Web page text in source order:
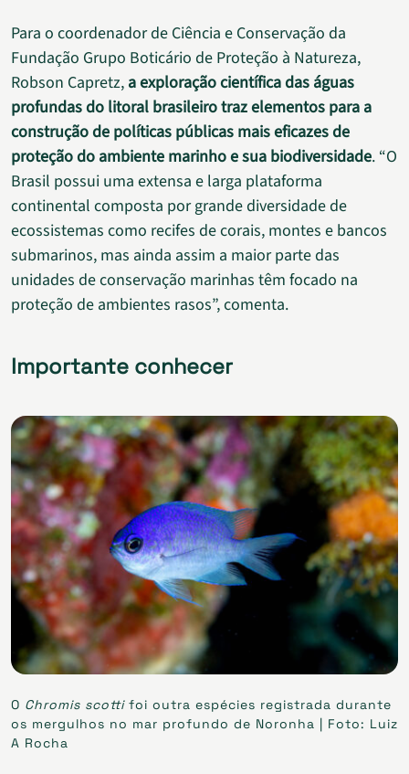
Para o coordenador de Ciência e Conservação da
Fundação Grupo Boticário de Proteção à Natureza,
Robson Capretz, a exploração científica das águas
profundas do litoral brasileiro traz elementos para a
construção de políticas públicas mais eficazes de
proteção do ambiente marinho e sua biodiversidade. “O
Brasil possui uma extensa e larga plataforma
continental composta por grande diversidade de
ecossistemas como recifes de corais, montes e bancos
submarinos, mas ainda assim a maior parte das
unidades de conservação marinhas têm focado na
proteção de ambientes rasos”, comenta.
Importante conhecer
O Chromis scottifoi outra espécies registrada durante
os mergulhos no mar profundo de Noronha | Foto: Luiz
A Rocha